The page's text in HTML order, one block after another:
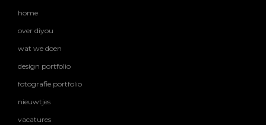
home
over diyou
wat we doen
design portfolio
fotografie portfolio
nieuwtjes
vacatures